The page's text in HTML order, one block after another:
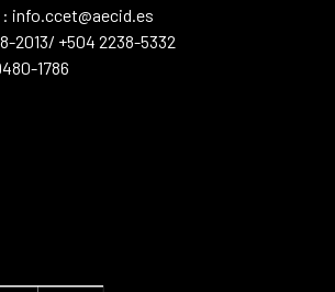
info.ccet@aecid.es
2013/ +504 2238-5332
1786